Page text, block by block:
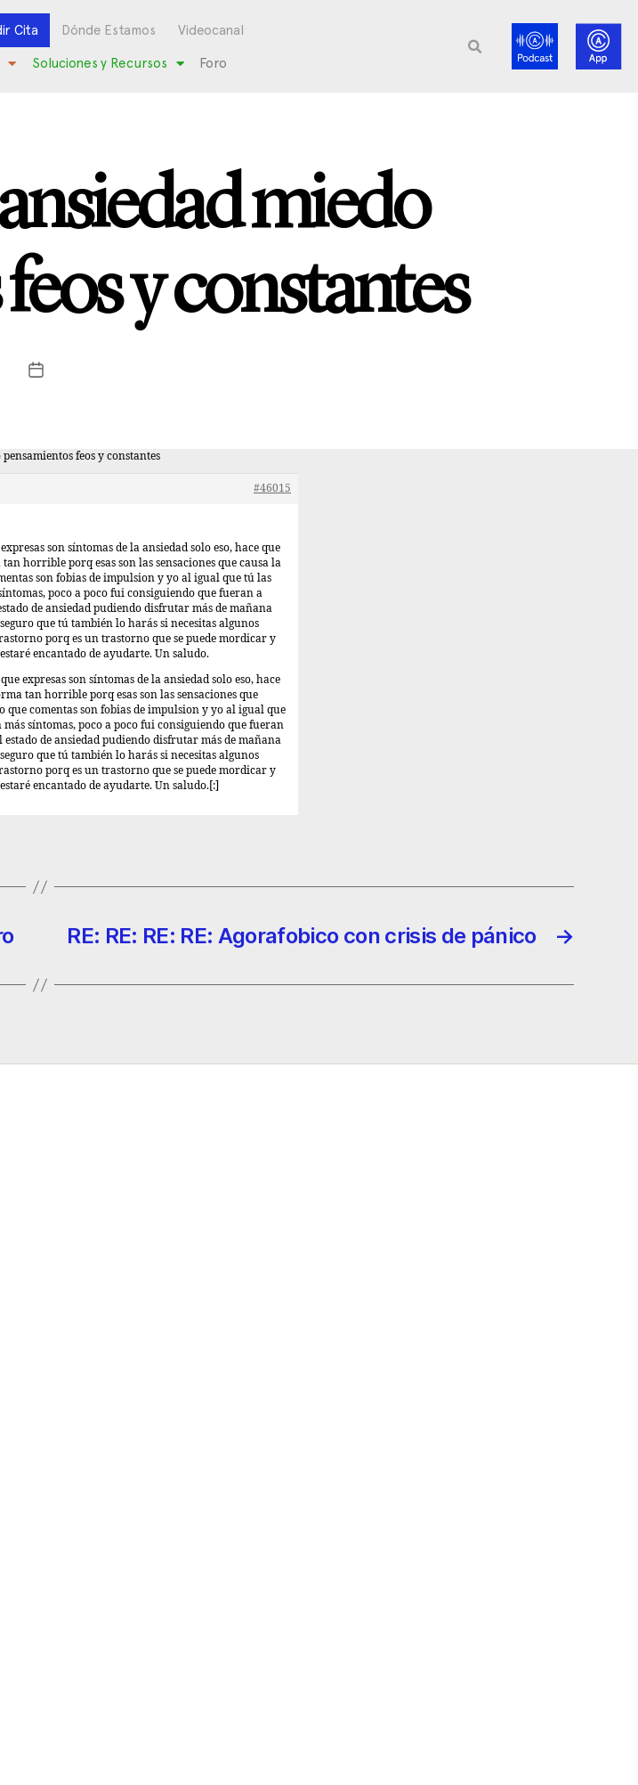
Cita Dónde Estamos Videocanal
Soluciones y Recursos Foro
miedo
y constantes
feos y constantes
#46015
son síntomas de la ansiedad solo eso, hace que
horrible porq esas son las sensaciones que causa la
son fobias de impulsion y yo al igual que tú las
poco a poco fui consiguiendo que fueran a
de ansiedad pudiendo disfrutar más de mañana
que tú también lo harás si necesitas algunos
porq es un trastorno que se puede mordicar y
encantado de ayudarte. Un saludo.
expresas son síntomas de la ansiedad solo eso, hace
tan horrible porq esas son las sensaciones que
que comentas son fobias de impulsion y yo al igual que
síntomas, poco a poco fui consiguiendo que fueran
estado de ansiedad pudiendo disfrutar más de mañana
que tú también lo harás si necesitas algunos
porq es un trastorno que se puede mordicar y
encantado de ayudarte. Un saludo.[:]
→
RE: RE: RE: RE: Agorafobico con crisis de pánico